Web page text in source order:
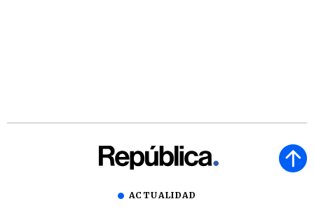
ACTUALIDAD